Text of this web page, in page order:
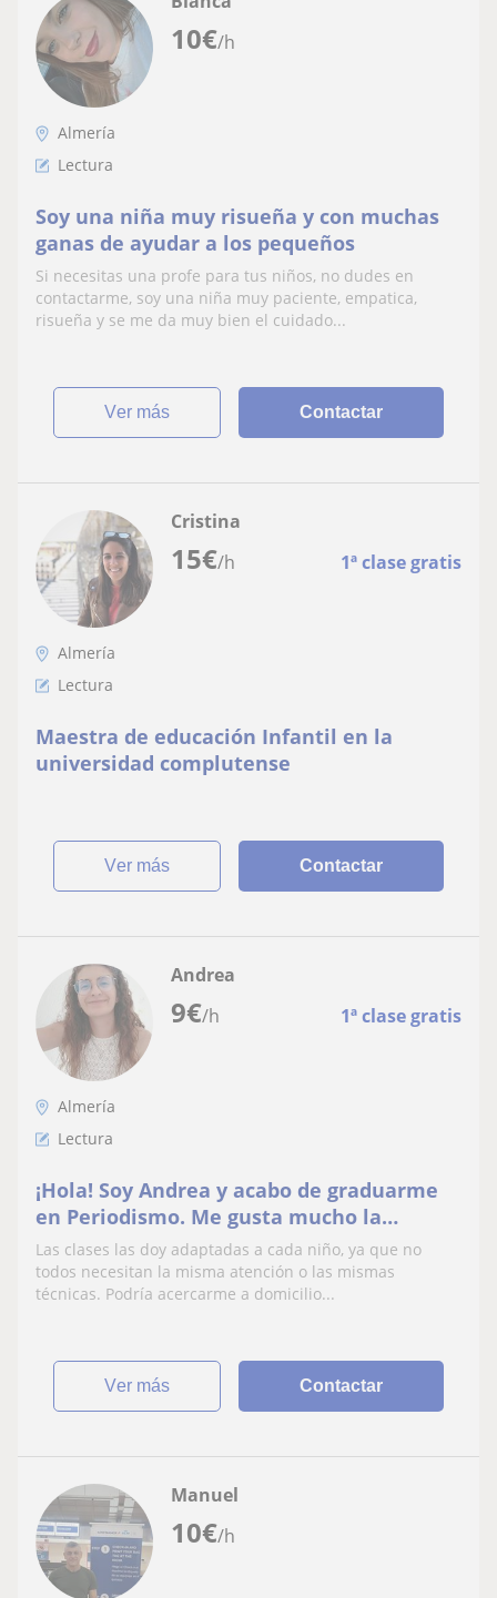
10€/h
Almería
Lectura
Soy una niña muy risueña y con muchas
ganas de ayudar a los pequeños
Si necesitas una profe para tus niños, no dudes en
contactarme, soy una niña muy paciente, empatica,
risueña y se me da muy bien el cuidado...
ver más Contactar
15€/h 1ª clase gratis
Cristina
Almería
Lectura
Maestra de educación Infantil en la
universidad complutense
ver más Contactar
9€/h 1ª clase gratis
Andrea
Almería
Lectura
¡Hola! Soy Andrea y acabo de graduarme
en Periodismo. Me gusta mucho la
enseñanza, tengo bastante paciencia y
puedo ayudar en cualquier ámbito
relacionado con la escritura y la lectura.
Las clases las doy adaptadas a cada niño, ya que no
todos necesitan la misma atención o las mismas
técnicas. Podría acercarme a domicilio...
ver más Contactar
10€/h
Manuel